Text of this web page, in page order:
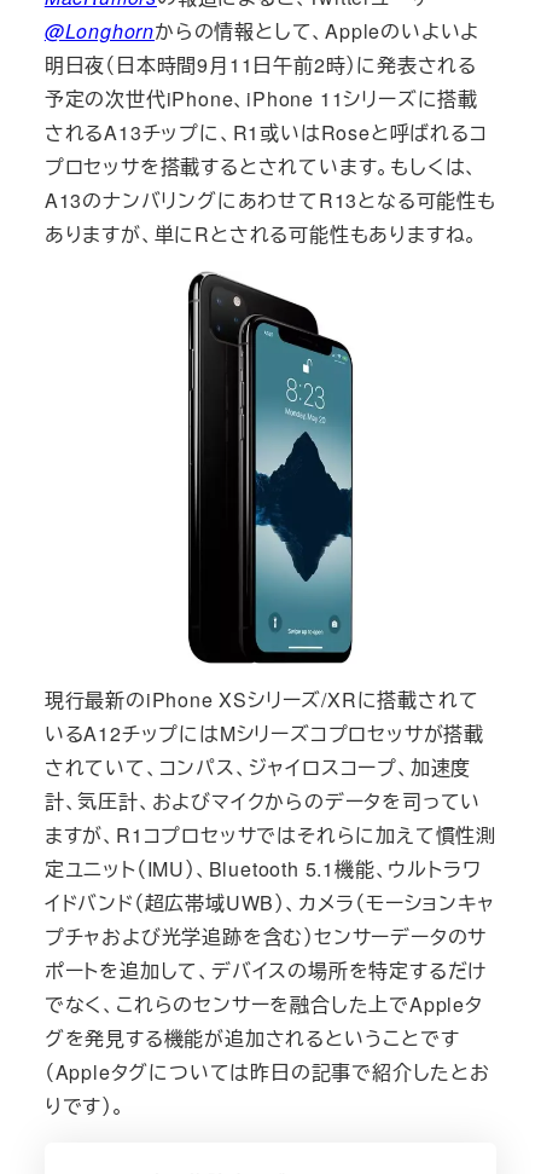
@Longhornからの情報として、Appleのいよいよ
明日夜（日本時間9月11日午前2時）に発表される
予定の次世代iPhone、iPhone 11シリーズに搭載
されるA13チップに、R1或いはRoseと呼ばれるコ
プロセッサを搭載するとされています。もしくは、
A13のナンバリングにあわせてR13となる可能性も
ありますが、単にRとされる可能性もありますね。
現行最新のiPhone XSシリーズ/XRに搭載されて
いるA12チップにはMシリーズコプロセッサが搭載
されていて、コンパス、ジャイロスコープ、加速度
計、気圧計、およびマイクからのデータを司ってい
ますが、R1コプロセッサではそれらに加えて慣性測
定ユニット（IMU）、Bluetooth 5.1機能、ウルトラワ
イドバンド（超広帯域UWB）、カメラ（モーションキャ
プチャおよび光学追跡を含む）センサーデータのサ
ポートを追加して、デバイスの場所を特定するだけ
でなく、これらのセンサーを融合した上でAppleタ
グを発見する機能が追加されるということです
（Appleタグについては昨日の記事で紹介したとお
りです）。